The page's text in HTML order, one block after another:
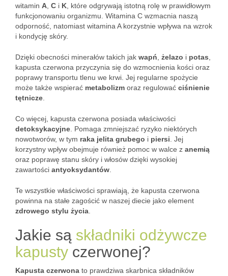
witamin A C i K , które odgrywają istotną rolę w prawidłowym
funkcjonowaniu organizmu. Witamina C wzmacnia naszą
odporność, natomiast witamina A korzystnie wpływa na wzrok
i kondycję skóry.
Dzięki obecności minerałów takich jak wapń żelazo i potas
kapusta czerwona przyczynia się do wzmocnienia kości oraz
poprawy transportu tlenu we krwi. Jej regularne spożycie
może także wspierać metabolizm oraz regulować ciśnienie
tętnicze
Co więcej, kapusta czerwona posiada właściwości
detoksykacyjne . Pomaga zmniejszać ryzyko niektórych
nowotworów, w tym raka jelita grubego i piersi . Jej
korzystny wpływ obejmuje również pomoc w walce z anemią
oraz poprawę stanu skóry i włosów dzięki wysokiej
zawartości antyoksydantów
Te wszystkie właściwości sprawiają, że kapusta czerwona
powinna na stałe zagościć w naszej diecie jako element
zdrowego stylu życia
Jakie są składniki odżywcze
kapusty czerwonej?
Kapusta czerwona to prawdziwa skarbnica składników